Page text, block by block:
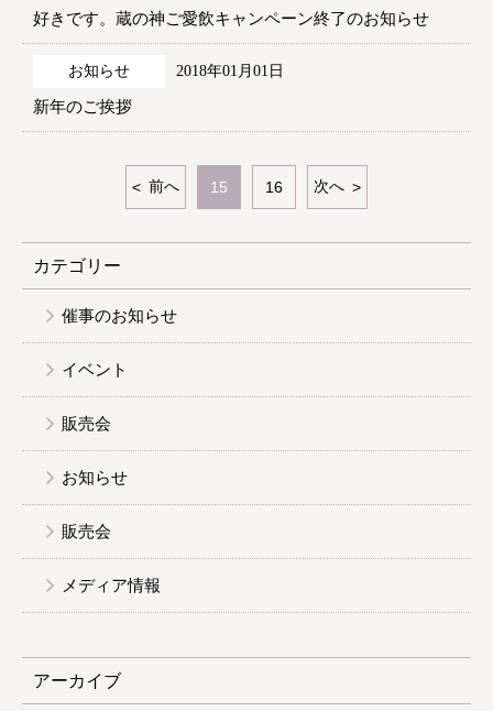
好きです。蔵の神ご愛飲キャンペーン終了のお知らせ
お知らせ 2018年01月01日
新年のご挨拶
前へ 15 16 次へ
カテゴリー
催事のお知らせ
イベント
販売会
お知らせ
販売会
メディア情報
アーカイブ